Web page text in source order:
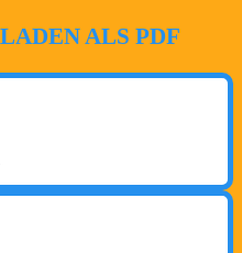
ALS PDF